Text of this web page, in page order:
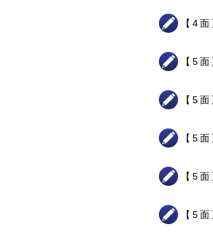
【4
【5
【5
【5
【5
【5